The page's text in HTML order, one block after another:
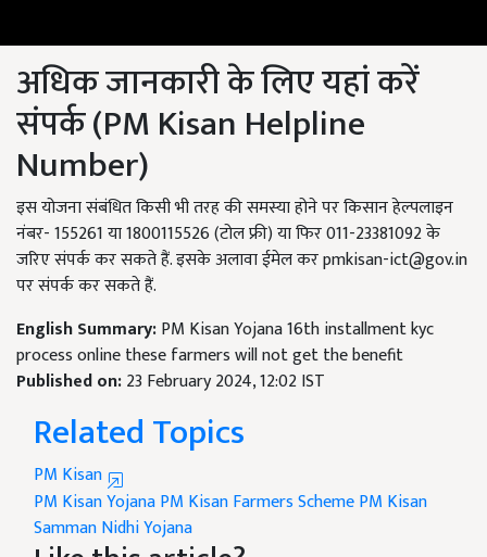
अधिक जानकारी के लिए यहां करें
संपर्क (PM Kisan Helpline
Number)
इस योजना संबंधित किसी भी तरह की समस्या होने पर किसान हेल्पलाइन
नंबर- 155261 या 1800115526 (टोल फ्री) या फिर 011-23381092 के
जरिए संपर्क कर सकते हैं. इसके अलावा ईमेल करpmkisan-ict@gov.in
पर संपर्क कर सकते हैं.
English Summary:PM Kisan Yojana 16th installment kyc
process online these farmers will not get the benefit
Published on:23 February 2024, 12:02 IST
Related Topics
PM Kisan
PM Kisan YojanaPM KisanFarmers SchemePM Kisan
Samman Nidhi Yojana